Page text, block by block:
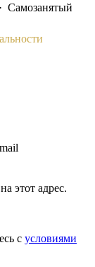
Самозанятый
этот адрес.
с условиями